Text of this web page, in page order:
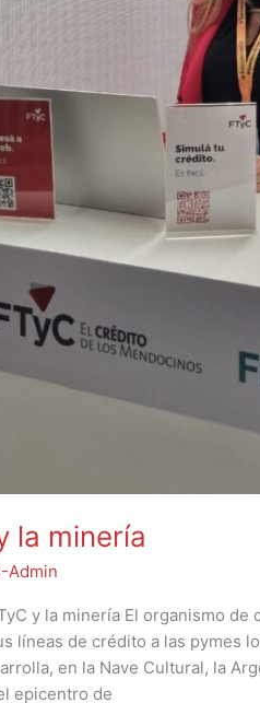
la minería
Admin
y la minería El organismo
líneas de crédito a las pymes
en la Nave Cultural, la
epicentro de